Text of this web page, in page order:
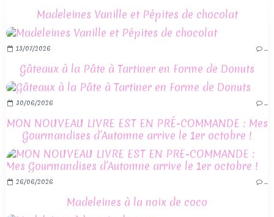
Madeleines Vanille et Pépites de chocolat
13/07/2026
Gâteaux à la Pâte à Tartiner en Forme de Donuts
30/06/2026
MON NOUVEAU LIVRE EST EN PRÉ-COMMANDE : Mes
Gourmandises d’Automne arrive le 1er octobre !
26/06/2026
Madeleines à la noix de coco